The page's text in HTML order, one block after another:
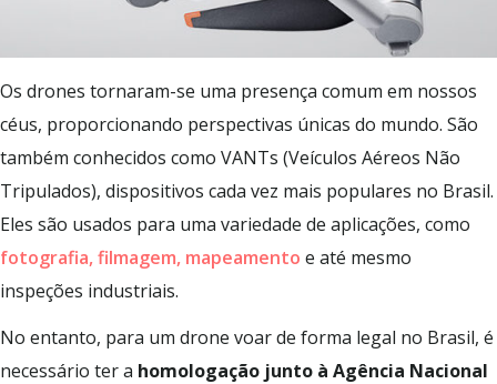
Os drones tornaram-se uma presença comum em nossos
céus, proporcionando perspectivas únicas do mundo. São
também conhecidos como VANTs (Veículos Aéreos Não
Tripulados), dispositivos cada vez mais populares no Brasil.
Eles são usados para uma variedade de aplicações, como
fotografia, filmagem, mapeamento e até mesmo
inspeções industriais.
No entanto, para um drone voar de forma legal no Brasil, é
necessário ter a homologação junto à Agência Nacional